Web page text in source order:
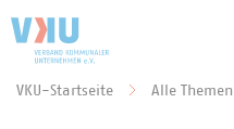
VKU-Startseite Alle Themen